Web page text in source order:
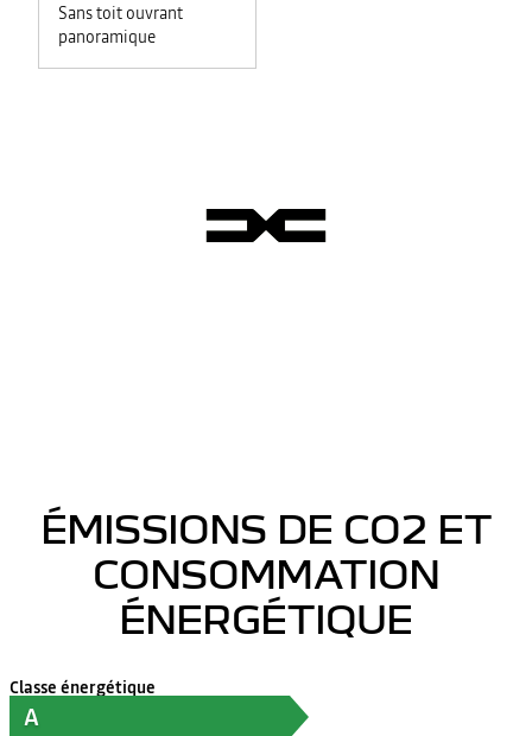
Sans toit ouvrant
panoramique
ÉMISSIONS DE CO2 ET
CONSOMMATION
ÉNERGÉTIQUE
Classe énergétique
A